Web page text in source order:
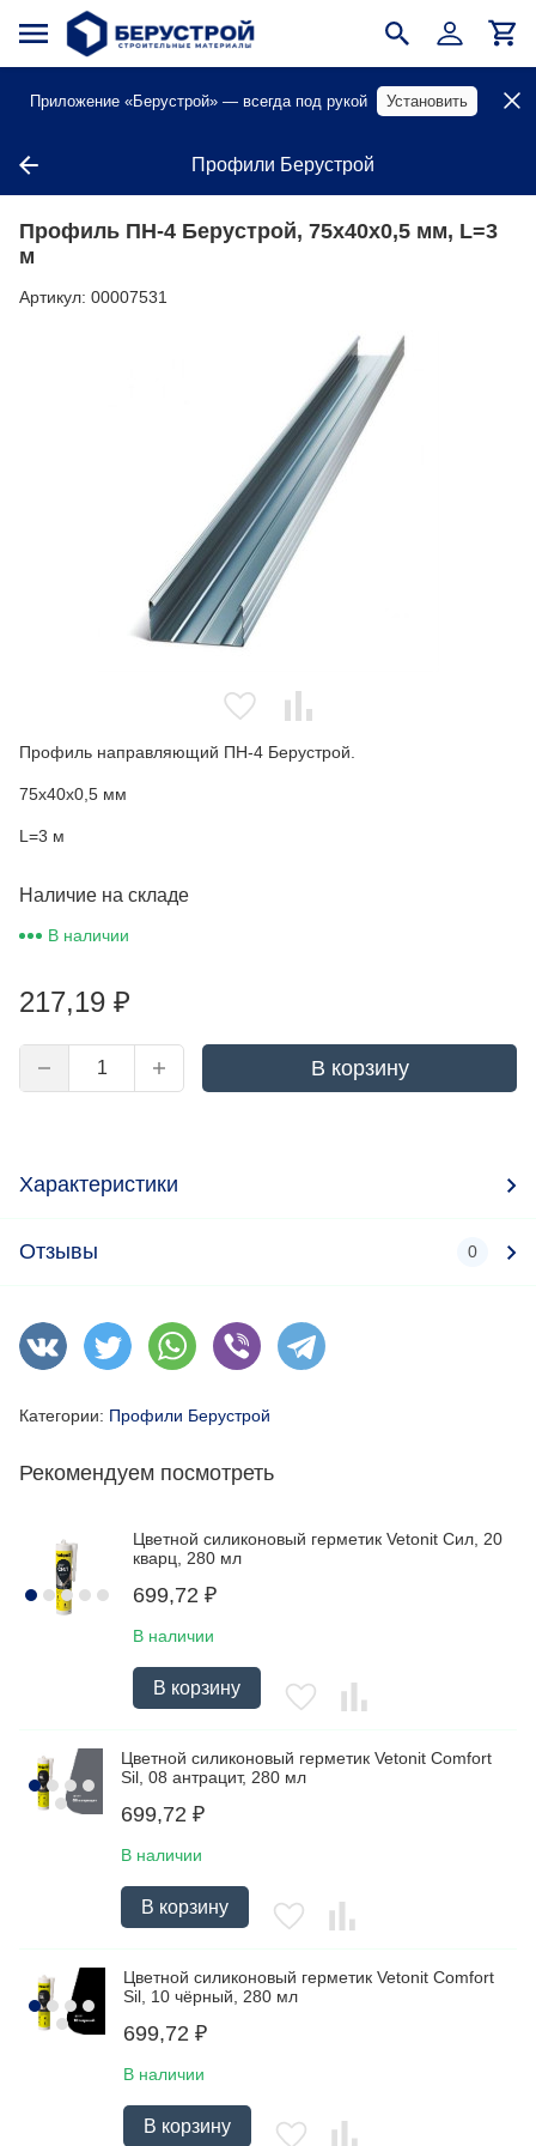
Приложение «Берустрой» — всегда под рукой Установить
Профили Берустрой
Профиль ПН-4 Берустрой, 75х40х0,5 мм, L=3
м
Артикул: 00007531
Профиль направляющий ПН-4 Берустрой.
75х40х0,5 мм
L=3 м
Наличие на складе
В наличии
217,19 ₽
В корзину
Характеристики
Отзывы 0
Категории: Профили Берустрой
Рекомендуем посмотреть
Цветной силиконовый герметик Vetonit Сил, 20
кварц, 280 мл
699,72 ₽
В наличии
В корзину
Цветной силиконовый герметик Vetonit Comfort
Sil, 08 антрацит, 280 мл
699,72 ₽
В наличии
В корзину
Цветной силиконовый герметик Vetonit Comfort
Sil, 10 чёрный, 280 мл
699,72 ₽
В наличии
В корзину